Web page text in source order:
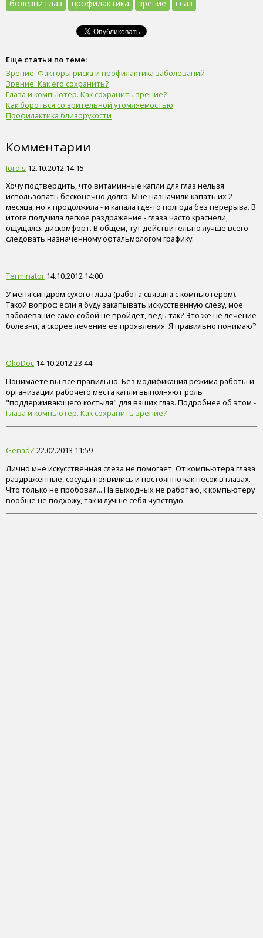
болезни глаз
профилактика зрение глаз
Еще статьи по теме:
Зрение. Факторы риска и профилактика заболеваний
Зрение. Как его сохранить?
Глаза и компьютер. Как сохранить зрение?
Как бороться со зрительной утомляемостью
Профилактика близорукости
Комментарии
Iordis 12.10.2012 14:15
Хочу подтвердить, что витаминные капли для глаз нельзя
использовать бесконечно долго. Мне назначили капать их 2
месяца, но я продолжила - и капала где-то полгода без перерыва. В
итоге получила легкое раздражение - глаза часто краснели,
ощущался дискомфорт. В общем, тут действительно лучше всего
следовать назначенному офтальмологом графику.
Terminator 14.10.2012 14:00
У меня синдром сухого глаза (работа связана с компьютером).
Такой вопрос: если я буду закапывать искусственную слезу, мое
заболевание само-собой не пройдет, ведь так? Это же не лечение
болезни, а скорее лечение ее проявления. Я правильно понимаю?
OkoDoc 14.10.2012 23:44
Понимаете вы все правильно. Без модификация режима работы и
организации рабочего места капли выполняют роль
"поддерживающего костыля" для ваших глаз. Подробнее об этом -
Глаза и компьютер. Как сохранить зрение?
GenadZ22.02.2013 11:59
Лично мне искусственная слеза не помогает. От компьютера глаза
раздраженные, сосуды появились и постоянно как песок в глазах.
Что только не пробовал... На выходных не работаю, к компьютеру
вообще не подхожу, так и лучше себя чувствую.